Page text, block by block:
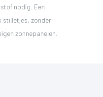
nodig. Een
stilletjes, zonder
zonnepanelen.